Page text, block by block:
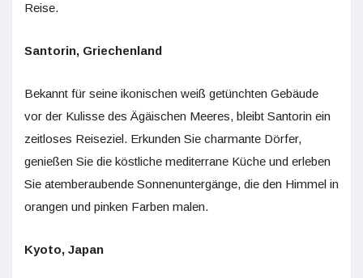
Reise.
Santorin, Griechenland
Bekannt für seine ikonischen weiß getünchten Gebäude
vor der Kulisse des Ägäischen Meeres, bleibt Santorin ein
zeitloses Reiseziel. Erkunden Sie charmante Dörfer,
genießen Sie die köstliche mediterrane Küche und erleben
Sie atemberaubende Sonnenuntergänge, die den Himmel in
orangen und pinken Farben malen.
Kyoto, Japan